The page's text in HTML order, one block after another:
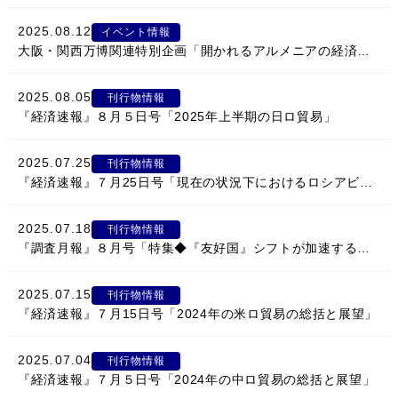
2025.08.12 イベント情報
2025.08.05 刊行物情報
『経済速報』８月５日号「2025年上半期の日ロ貿易」
2025.07.25 刊行物情報
2025.07.18 刊行物情報
2025.07.15 刊行物情報
『経済速報』７月15日号「2024年の米ロ貿易の総括と展望」
2025.07.04 刊行物情報
『経済速報』７月５日号「2024年の中ロ貿易の総括と展望」